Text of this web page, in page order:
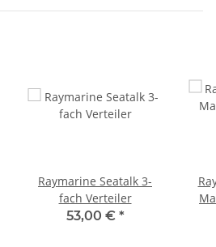
Raymarine Seatalk 3-
fach Verteiler
53,00 € *